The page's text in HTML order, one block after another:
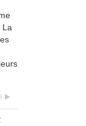
La